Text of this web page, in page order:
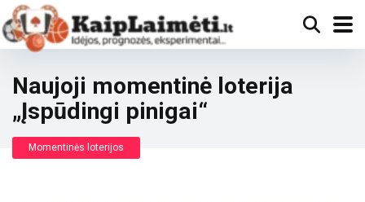
Naujoji momentinė loterija
„Įspūdingi pinigai“
Momentinės loterijos